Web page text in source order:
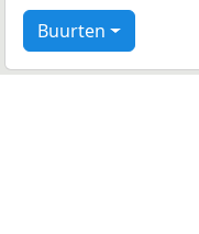
Buurten